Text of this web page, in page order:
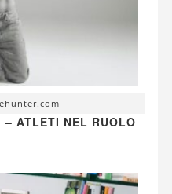
ATLETI NEL RUOLO